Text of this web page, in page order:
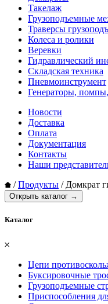
Такелаж
Грузоподъемные
Траверсы
Колеса и ролики
Веревки
Гидравлический
Складская техника
Пневмоинструмент
Генераторы, помпы,
Новости
Доставка
Оплата
Документация
Контакты
Наши
/Продукты / Домкрат
Открыть каталог →
Каталог
𐄂
Цепи
Буксировочные
Грузоподъемные
Приспособления